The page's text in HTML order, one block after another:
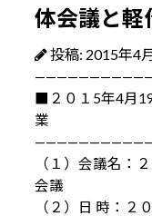
体会議と軽
投稿: 2015年4
■２０１5年4月
業
（１）会議名：
会議
（２）日 時：２